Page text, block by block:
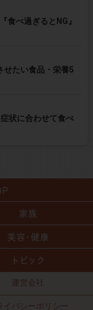
食べ過ぎるとNG』
せたい食品・栄養5
状に合わせて食べ
運営会社
イバシーポリシー